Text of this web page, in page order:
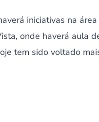
iniciativas na
onde haverá aula
tem sido voltado